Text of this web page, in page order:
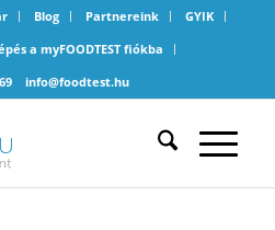
Blog Partnereink
GYIK
a myFOODTEST fiókba
info@foodtest.hu